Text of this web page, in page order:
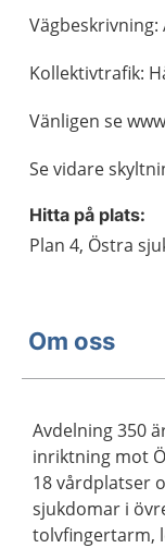
Kollektivtrafik:
Vänligen se
Se vidare
Hitta på plats:
Plan 4, Östra
Om oss
Avdelning 350
inriktning mot
18 vårdplatser
sjukdomar i
tolvfingertarm,